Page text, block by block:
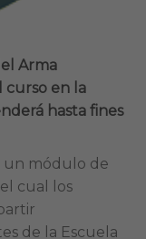
Arma
curso en la
hasta fines
un módulo de
cual los
de la Escuela